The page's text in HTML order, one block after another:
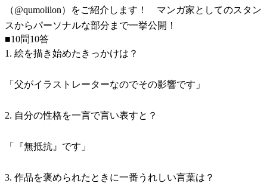
（@qumolilon）をご紹介します！ マンガ家としてのスタン
スからパーソナルな部分まで一挙公開！
■10問10答
1. 絵を描き始めたきっかけは？
「父がイラストレーターなのでその影響です」
2. 自分の性格を一言で言い表すと？
「『無抵抗』です」
3. 作品を褒められたときに一番うれしい言葉は？